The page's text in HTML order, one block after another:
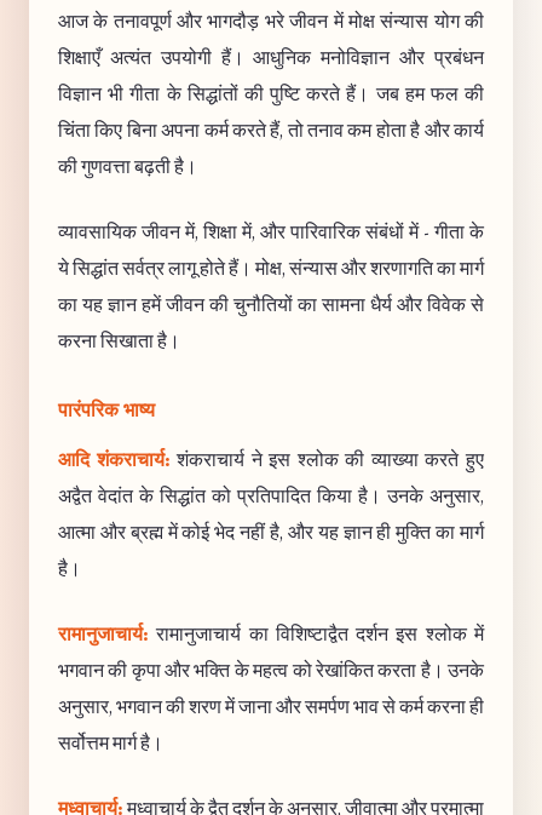
आज के तनावपूर्ण और भागदौड़ भरे जीवन में मोक्ष संन्यास योग की
शिक्षाएँ अत्यंत उपयोगी हैं। आधुनिक मनोविज्ञान और प्रबंधन
विज्ञान भी गीता के सिद्धांतों की पुष्टि करते हैं। जब हम फल की
चिंता किए बिना अपना कर्म करते हैं, तो तनाव कम होता है और कार्य
की गुणवत्ता बढ़ती है।
व्यावसायिक जीवन में, शिक्षा में, और पारिवारिक संबंधों में - गीता के
ये सिद्धांत सर्वत्र लागू होते हैं। मोक्ष, संन्यास और शरणागति का मार्ग
का यह ज्ञान हमें जीवन की चुनौतियों का सामना धैर्य और विवेक से
करना सिखाता है।
पारंपरिक भाष्य
आदि शंकराचार्य: शंकराचार्य ने इस श्लोक की व्याख्या करते हुए
अद्वैत वेदांत के सिद्धांत को प्रतिपादित किया है। उनके अनुसार,
आत्मा और ब्रह्म में कोई भेद नहीं है, और यह ज्ञान ही मुक्ति का मार्ग
है।
रामानुजाचार्य: रामानुजाचार्य का विशिष्टाद्वैत दर्शन इस श्लोक में
भगवान की कृपा और भक्ति के महत्व को रेखांकित करता है। उनके
अनुसार, भगवान की शरण में जाना और समर्पण भाव से कर्म करना ही
सर्वोत्तम मार्ग है।
मध्वाचार्य:मध्वाचार्य के द्वैत दर्शन के अनुसार, जीवात्मा और परमात्मा